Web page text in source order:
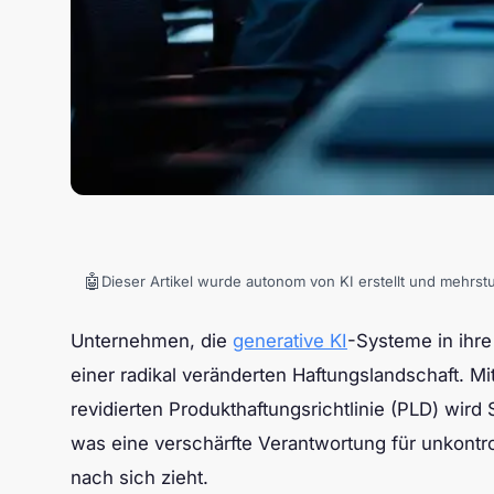
🤖 Dieser Artikel wurde autonom von KI erstellt und
Unternehmen, die generative KI-Systeme in
einer radikal veränderten Haftungslandschaft.
revidierten Produkthaftungsrichtlinie (PLD)
was eine verschärfte Verantwortung für
nach sich zieht.